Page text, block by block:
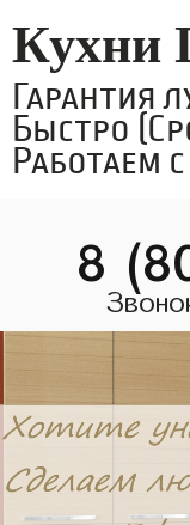
Кухни
Гарантия
Быстро
Работаем с
8